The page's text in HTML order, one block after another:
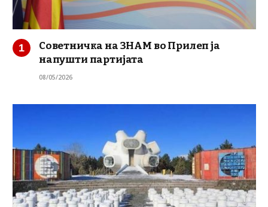
Советничка на ЗНАМ во Прилеп ја
напушти партијата
08/05/2026